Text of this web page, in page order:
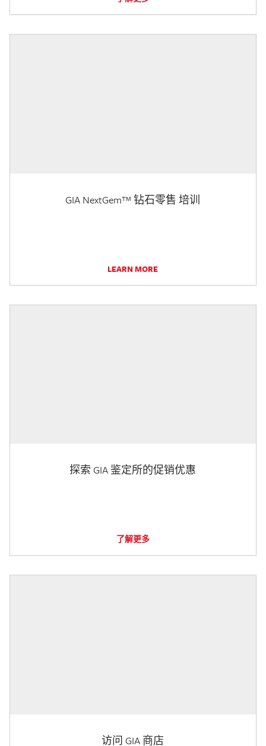
GIA NextGem™ 钻石零售 培训
LEARN MORE
探索 GIA 鉴定所的促销优惠
了解更多
访问 GIA 商店